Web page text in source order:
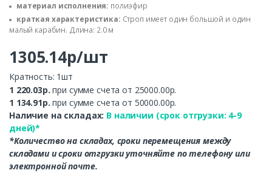
материал исполнения: полиэфир
краткая характеристика: Строп имеет один большой и один
малый карабин. Длина: 2.0 м
1305.14р/шт
Кратность: 1шт
1 220.03р.при сумме счета от 25000.00р.
1 134.91р.при сумме счета от 50000.00р.
Наличие на складах: В наличии (срок отгрузки: 4-9
дней)*
*Количество на складах, сроки перемещения между
складами и сроки отгрузки уточняйте по телефону или
электронной почте.